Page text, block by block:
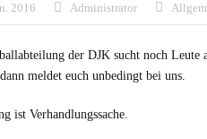
2016 Administrator
der DJK sucht noch Leute
meldet euch unbedingt bei uns.
ist Verhandlungssache.